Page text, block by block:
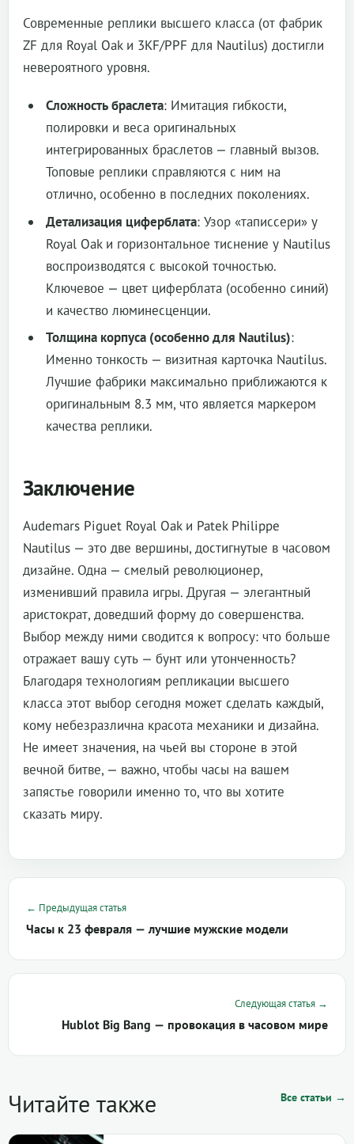
Современные реплики высшего класса (от фабрик
ZF для Royal Oak и 3KF/PPF для Nautilus) достигли
невероятного уровня.
Сложность браслета: Имитация гибкости,
полировки и веса оригинальных
интегрированных браслетов — главный вызов.
Топовые реплики справляются с ним на
отлично, особенно в последних поколениях.
Детализация циферблата: Узор «таписсери» у
Royal Oak и горизонтальное тиснение у Nautilus
воспроизводятся с высокой точностью.
Ключевое — цвет циферблата (особенно синий)
и качество люминесценции.
Толщина корпуса (особенно для Nautilus):
Именно тонкость — визитная карточка Nautilus.
Лучшие фабрики максимально приближаются к
оригинальным 8.3 мм, что является маркером
качества реплики.
Заключение
Audemars Piguet Royal Oak и Patek Philippe
Nautilus — это две вершины, достигнутые в часовом
дизайне. Одна — смелый революционер,
изменивший правила игры. Другая — элегантный
аристократ, доведший форму до совершенства.
Выбор между ними сводится к вопросу: что больше
отражает вашу суть — бунт или утонченность?
Благодаря технологиям репликации высшего
класса этот выбор сегодня может сделать каждый,
кому небезразлична красота механики и дизайна.
Не имеет значения, на чьей вы стороне в этой
вечной битве, — важно, чтобы часы на вашем
запястье говорили именно то, что вы хотите
сказать миру.
← Предыдущая статья
Часы к 23 февраля — лучшие мужские модели
Следующая статья →
Hublot Big Bang — провокация в часовом мире
Читайте также Все статьи →